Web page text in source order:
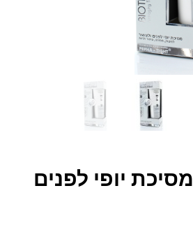
+BIOTEC מסיכת יופי לפנים